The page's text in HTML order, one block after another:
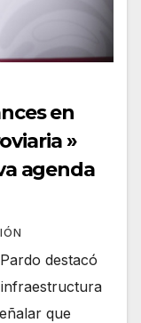
en
»
agenda
destacó
que